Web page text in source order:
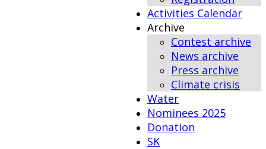
Activities Calendar
Archive
Contest archive
News archive
Press archive
Climate crisis
Water
Nominees 2025
Donation
SK